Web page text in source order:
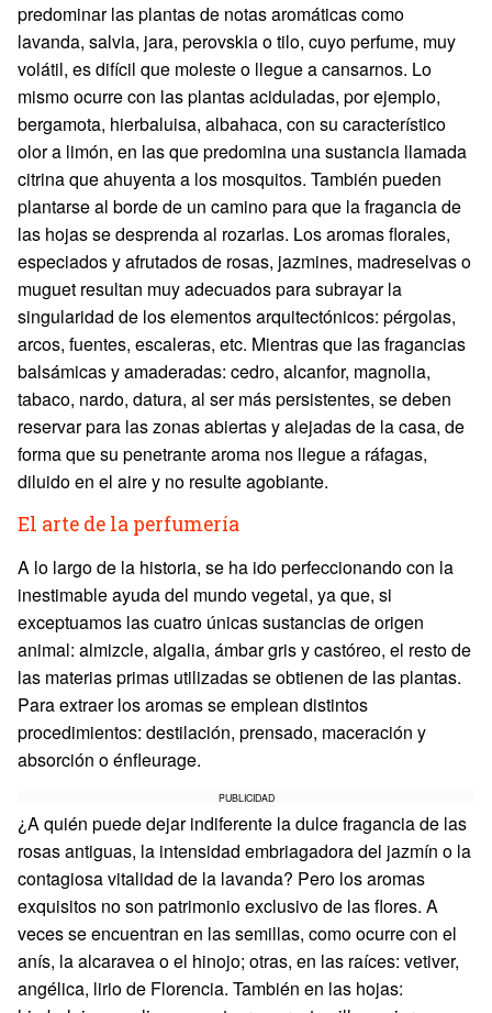
predominar las plantas de notas aromáticas como
lavanda, salvia, jara, perovskia o tilo, cuyo perfume, muy
volátil, es difícil que moleste o llegue a cansarnos. Lo
mismo ocurre con las plantas aciduladas, por ejemplo,
bergamota, hierbaluisa, albahaca, con su característico
olor a limón, en las que predomina una sustancia llamada
citrina que ahuyenta a los mosquitos. También pueden
plantarse al borde de un camino para que la fragancia de
las hojas se desprenda al rozarlas. Los aromas florales,
especiados y afrutados de rosas, jazmines, madreselvas o
muguet resultan muy adecuados para subrayar la
singularidad de los elementos arquitectónicos: pérgolas,
arcos, fuentes, escaleras, etc. Mientras que las fragancias
balsámicas y amaderadas: cedro, alcanfor, magnolia,
tabaco, nardo, datura, al ser más persistentes, se deben
reservar para las zonas abiertas y alejadas de la casa, de
forma que su penetrante aroma nos llegue a ráfagas,
diluido en el aire y no resulte agobiante.
El arte de la perfumería
A lo largo de la historia, se ha ido perfeccionando con la
inestimable ayuda del mundo vegetal, ya que, si
exceptuamos las cuatro únicas sustancias de origen
animal: almizcle, algalia, ámbar gris y castóreo, el resto de
las materias primas utilizadas se obtienen de las plantas.
Para extraer los aromas se emplean distintos
procedimientos: destilación, prensado, maceración y
absorción o énfleurage.
PUBLICIDAD
¿A quién puede dejar indiferente la dulce fragancia de las
rosas antiguas, la intensidad embriagadora del jazmín o la
contagiosa vitalidad de la lavanda? Pero los aromas
exquisitos no son patrimonio exclusivo de las flores. A
veces se encuentran en las semillas, como ocurre con el
anís, la alcaravea o el hinojo; otras, en las raíces: vetiver,
angélica, lirio de Florencia. También en las hojas: